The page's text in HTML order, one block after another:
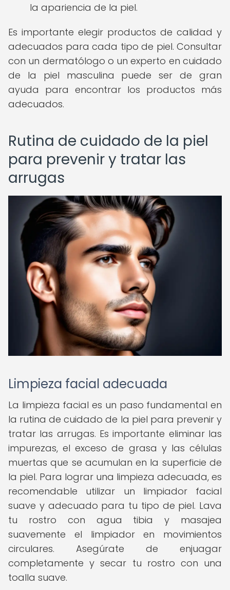
la apariencia de la piel.
Es importante elegir productos de calidad y
adecuados para cada tipo de piel. Consultar
con un dermatólogo o un experto en cuidado
de la piel masculina puede ser de gran
ayuda para encontrar los productos más
adecuados.
Rutina de cuidado de la piel
para prevenir y tratar las
arrugas
Limpieza facial adecuada
La limpieza facial es un paso fundamental en
la rutina de cuidado de la piel para prevenir y
tratar las arrugas. Es importante eliminar las
impurezas, el exceso de grasa y las células
muertas que se acumulan en la superficie de
la piel. Para lograr una limpieza adecuada, es
recomendable utilizar un limpiador facial
suave y adecuado para tu tipo de piel. Lava
tu rostro con agua tibia y masajea
suavemente el limpiador en movimientos
circulares. Asegúrate de enjuagar
completamente y secar tu rostro con una
toalla suave.